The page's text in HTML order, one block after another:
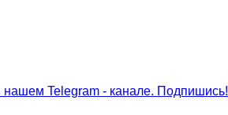
нашем Telegram - канале. Подпишись!